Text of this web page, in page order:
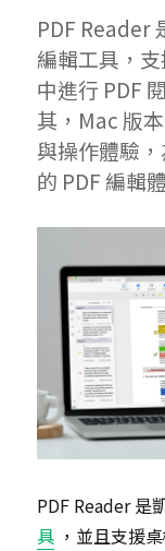
PDF Reader
編輯工具，
中進行 PDF
其，Mac 版
與操作體驗
的 PDF 編輯
PDF Reader 是
具 ，並且支援